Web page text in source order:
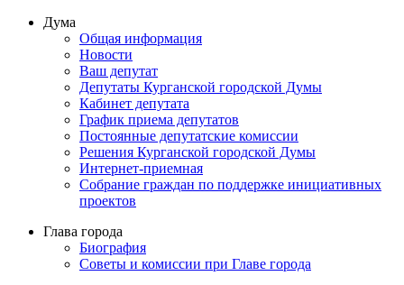
Дума
Общая информация
Новости
Ваш депутат
Депутаты Курганской городской Думы
Кабинет депутата
График приема депутатов
Постоянные депутатские комиссии
Решения Курганской городской Думы
Интернет-приемная
Собрание граждан по поддержке инициативных
проектов
Глава города
Биография
Советы и комиссии при Главе города